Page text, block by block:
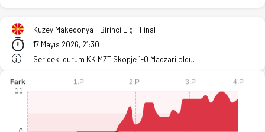
Kuzey Makedonya - Birinci Lig - Final
17 Mayıs 2026, 21:30
Serideki durum KK MZT Skopje 1-0 Madzari oldu.